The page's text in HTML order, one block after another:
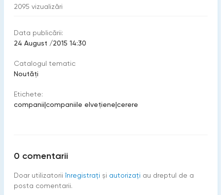
2095 vizualizări
Data publicării:
24 August /2015 14:30
Catalogul tematic
Noutăți
Etichete:
companii|companiile elveţiene|cerere
0 comentarii
Doar utilizatorii înregistraţi şi autorizați au dreptul de a
posta comentarii.